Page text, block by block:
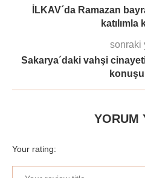
İLKAV´da Ramazan
katılımla
sonraki
Sakarya´daki vahşi
YORUM
Your rating: